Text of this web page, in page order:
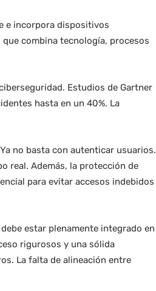
e incorpora dispositivos
combina tecnología, procesos
Estudios de Gartner
hasta en un 40%. La
no basta con autenticar usuarios.
real. Además, la protección de
para evitar accesos indebidos
estar plenamente integrado en
rigurosos y una sólida
La falta de alineación entre